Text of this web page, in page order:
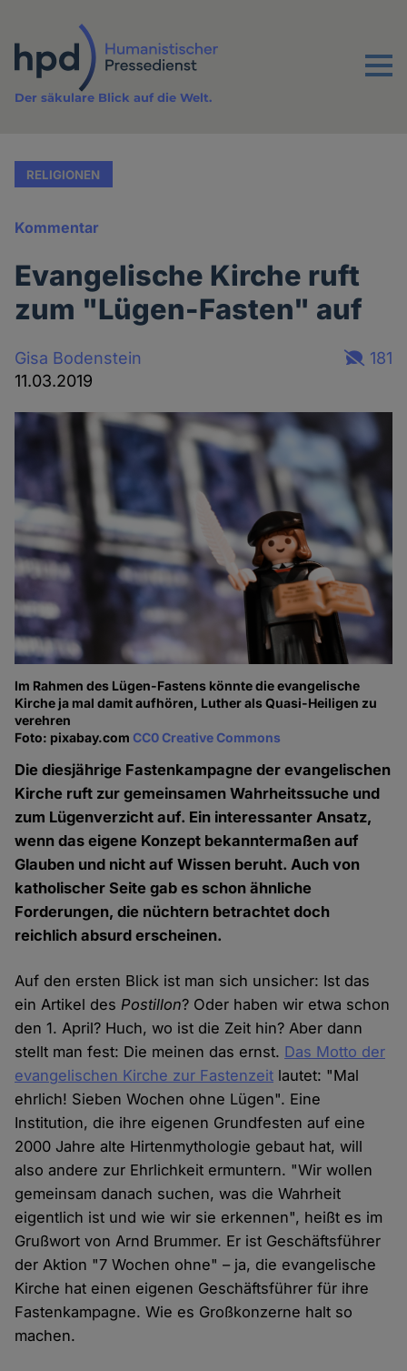
Inhalt
Menu
Der säkulare Blick auf die Welt.
RELIGIONEN
Kommentar
Evangelische Kirche ruft
zum "Lügen-Fasten" auf
Gisa Bodenstein
11.03.2019
181
Im Rahmen des Lügen-Fastens könnte die evangelische
Kirche ja mal damit aufhören, Luther als Quasi-Heiligen zu
verehren
Foto: pixabay.comCC0 Creative Commons
Die diesjährige Fastenkampagne der evangelischen
Kirche ruft zur gemeinsamen Wahrheitssuche und
zum Lügenverzicht auf. Ein interessanter Ansatz,
wenn das eigene Konzept bekanntermaßen auf
Glauben und nicht auf Wissen beruht. Auch von
katholischer Seite gab es schon ähnliche
Forderungen, die nüchtern betrachtet doch
reichlich absurd erscheinen.
Auf den ersten Blick ist man sich unsicher: Ist das
ein Artikel desPostillon? Oder haben wir etwa schon
den 1. April? Huch, wo ist die Zeit hin? Aber dann
stellt man fest: Die meinen das ernst. Das Motto der
evangelischen Kirche zur Fastenzeit lautet: "Mal
ehrlich! Sieben Wochen ohne Lügen". Eine
Institution, die ihre eigenen Grundfesten auf eine
2000 Jahre alte Hirtenmythologie gebaut hat, will
also andere zur Ehrlichkeit ermuntern. "Wir wollen
gemeinsam danach suchen, was die Wahrheit
eigentlich ist und wie wir sie erkennen", heißt es im
Grußwort von Arnd Brummer. Er ist Geschäftsführer
der Aktion "7 Wochen ohne" – ja, die evangelische
Kirche hat einen eigenen Geschäftsführer für ihre
Fastenkampagne. Wie es Großkonzerne halt so
machen.